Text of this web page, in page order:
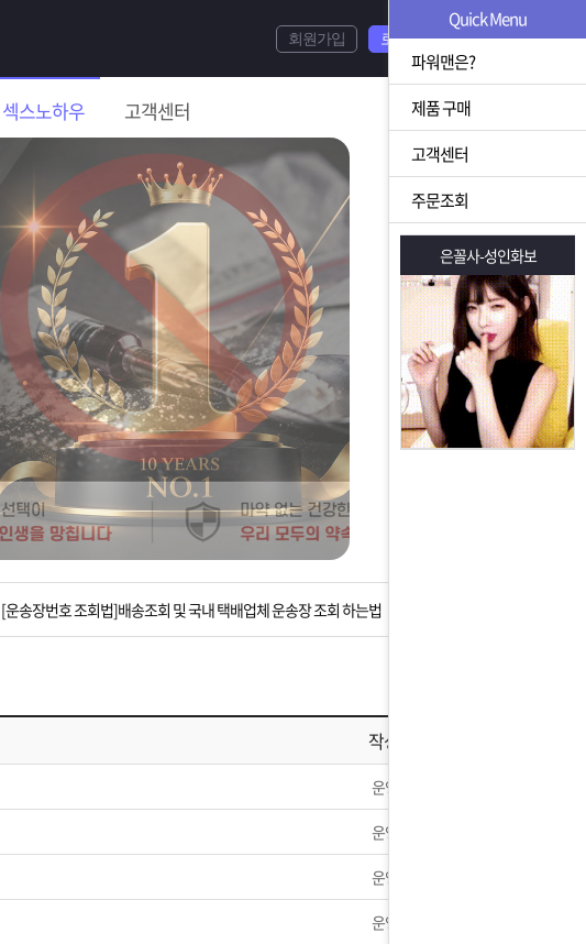
섹스노하우 고객센터
회원가입 로그인
입금확인이 안되는 상황을 대비해 꼭 입금후 고객센터 연락바랍니다.
[2026구정 연휴]설 연휴 배송 및 휴무 안내
[운송장번호 조회법]배송조회 및 국내 택배업체 운송장 조회 하는법
[무인택배함 이용 안내] 집 밖에 주소로 택배 받기
입금확인이 안되는 상황을 대비해 꼭 입금후 고객센터 연락바랍니다.
작성자
운영자
운영자
운영자
운영자
Quick Menu
파워맨은?
제품 구매
고객센터
주문조회
은꼴사-성인화보 은꼴사-성인화보